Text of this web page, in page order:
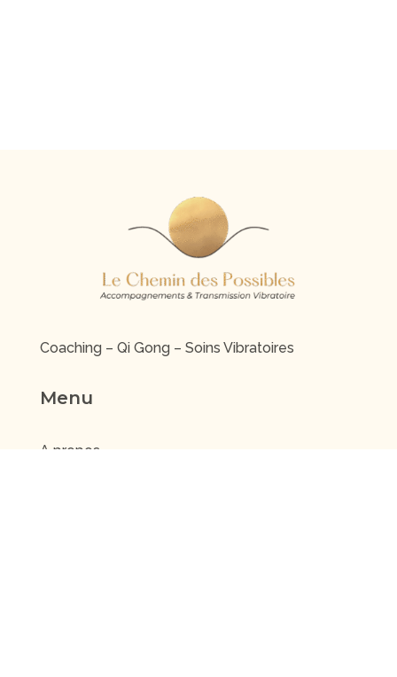
Coaching – Qi Gong – Soins Vibratoires
Menu
A propos